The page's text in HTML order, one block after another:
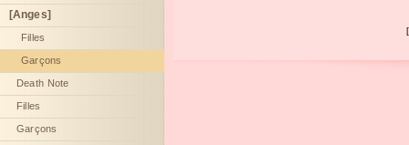
[Anges]
Filles
Garçons
Death Note
Filles
Garçons